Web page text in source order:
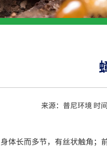
来源：普尼环境 时
体长而多节，有丝状触角